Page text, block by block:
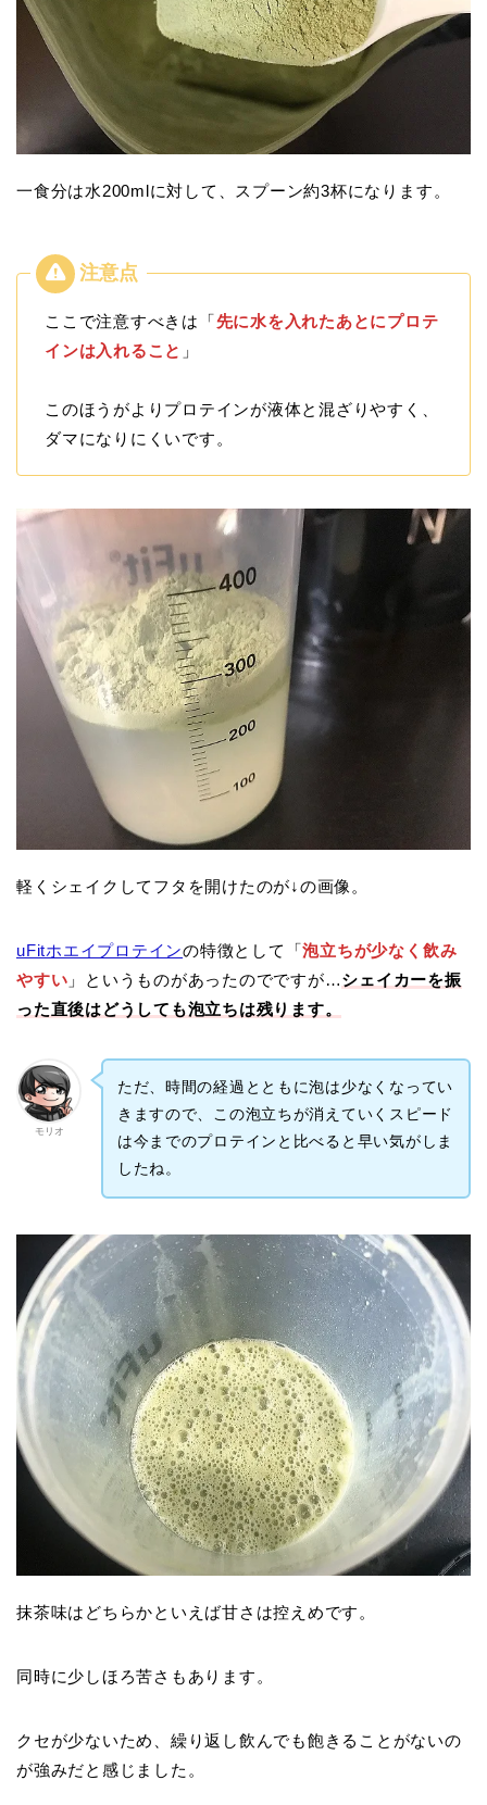
一食分は水200mlに対して、スプーン約3杯になります。
ここで注意すべきは「先に水を入れたあとにプロテ
インは入れること 」
このほうがよりプロテインが液体と混ざりやすく、
ダマになりにくいです。
軽くシェイクしてフタを開けたのが↓の画像。
uFitホエイプロテインの特徴として「泡立ちが少なく飲み
やすい 」というものがあったのでですが…シェイカーを振
った直後はどうしても泡立ちは残ります。
モリオ
ただ、時間の経過とともに泡は少なくなってい
きますので、この泡立ちが消えていくスピード
は今までのプロテインと比べると早い気がしま
したね。
抹茶味はどちらかといえば甘さは控えめです。
同時に少しほろ苦さもあります。
クセが少ないため、繰り返し飲んでも飽きることがないの
が強みだと感じました。